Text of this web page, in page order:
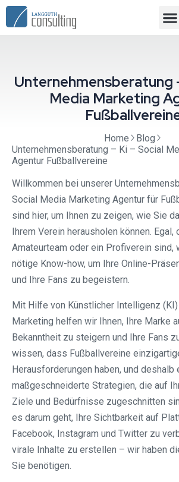
Unternehmensberatung
Media Marketing
Home
Blog
Unternehmensberatung – Ki – Social
Agentur Fußballvereine
Willkommen bei unserer
Social Media Marketing Agentur für
sind hier, um Ihnen zu zeigen, wie Sie
Ihrem Verein herausholen können. Egal,
Amateurteam oder ein Profiverein sind,
nötige Know-how, um Ihre Online-
und Ihre Fans zu begeistern.
Mit Hilfe von Künstlicher Intelligenz
Marketing helfen wir Ihnen, Ihre Marke
Bekanntheit zu steigern und Ihre Fans
wissen, dass Fußballvereine
Herausforderungen haben, und
maßgeschneiderte Strategien, die auf
Ziele und Bedürfnisse zugeschnitten
es darum geht, Ihre Sichtbarkeit auf
Facebook, Instagram und Twitter zu
virale Inhalte zu erstellen – wir haben
Sie benötigen.